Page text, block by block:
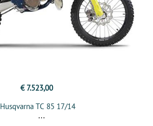
€ 7.523,00
Husqvarna TC 85 17/14